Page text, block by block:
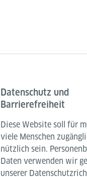
Datenschutz und
Barrierefreiheit
Diese Website soll für
viele Menschen
nützlich sein.
Daten verwenden wir
unserer